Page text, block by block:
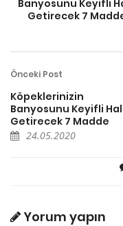
Banyosunu Keyifli
Getirecek 7
Önceki Post
Köpeklerinizin
Banyosunu Keyifli
Getirecek 7 Madde
24.05.2020
Yorum yapın